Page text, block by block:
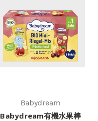
Babydream
Babydream有機水果棒